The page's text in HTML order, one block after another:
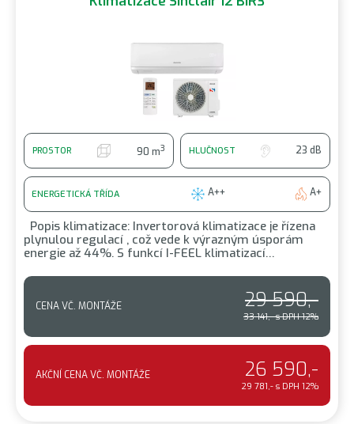
PROSTOR 90 m3 HLUČNOST 23 dB
ENERGETICKÁ TŘÍDA A++ A+
Popis klimatizace: Invertorová klimatizace je řízena
plynulou regulací , což vede k výrazným úsporám
energie až 44%. S funkcí I-FEEL klimatizací…
CENA VČ. MONTÁŽE 29 590,-
33 141,- s DPH 12%
AKČNÍ CENA VČ. MONTÁŽE 26 590,-
29 781,- s DPH 12%